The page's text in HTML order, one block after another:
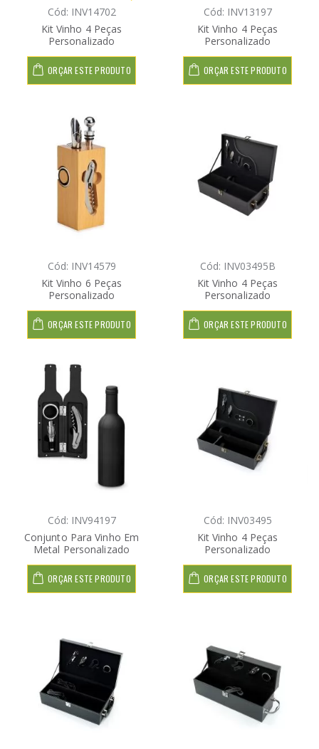
Cód: INV14702
Kit Vinho 4 Peças
Personalizado
ORÇAR ESTE PRODUTO
Cód: INV13197
Kit Vinho 4 Peças
Personalizado
ORÇAR ESTE PRODUTO
Cód: INV14579
Kit Vinho 6 Peças
Personalizado
ORÇAR ESTE PRODUTO
Cód: INV03495B
Kit Vinho 4 Peças
Personalizado
ORÇAR ESTE PRODUTO
Cód: INV94197
Conjunto Para Vinho Em
Metal Personalizado
ORÇAR ESTE PRODUTO
Cód: INV03495
Kit Vinho 4 Peças
Personalizado
ORÇAR ESTE PRODUTO